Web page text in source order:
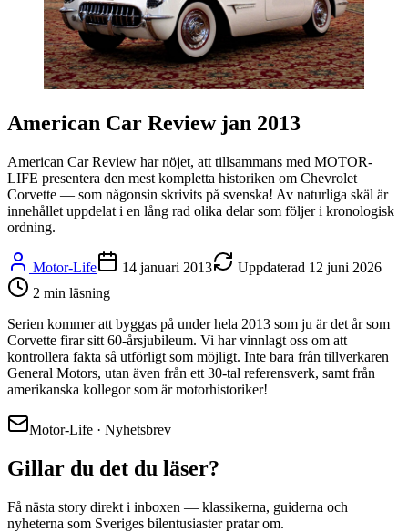
American Car Review jan 2013
American Car Review har nöjet, att tillsammans med MOTOR-
LIFE presentera den mest kompletta historiken om Chevrolet
Corvette — som någonsin skrivits på svenska! Av naturliga skäl är
innehållet uppdelat i en lång rad olika delar som följer i kronologisk
ordning.
Motor-Life 14 januari 2013 Uppdaterad 12 juni 2026
2 min läsning
Serien kommer att byggas på under hela 2013 som ju är det år som
Corvette firar sitt 60-årsjubileum. Vi har vinnlagt oss om att
kontrollera fakta så utförligt som möjligt. Inte bara från tillverkaren
General Motors, utan även från ett 30-tal referensverk, samt från
amerikanska kollegor som är motorhistoriker!
Motor-Life · Nyhetsbrev
Gillar du det du läser?
Få nästa story direkt i inboxen — klassikerna, guiderna och
nyheterna som Sveriges bilentusiaster pratar om.